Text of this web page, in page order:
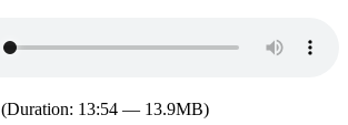
(Duration: 13:54 — 13.9MB)